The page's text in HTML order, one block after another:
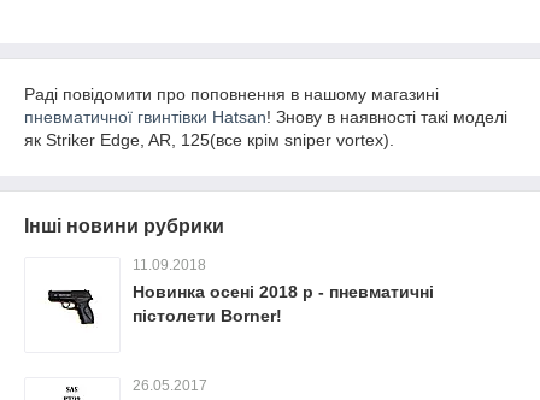
Раді повідомити про поповнення в нашому магазині
пневматичної гвинтівки Hatsan! Знову в наявності такі моделі
як Striker Edge, AR, 125(все крім sniper vortex).
Інші новини рубрики
11.09.2018
Новинка осені 2018 р - пневматичні
пістолети Borner!
26.05.2017